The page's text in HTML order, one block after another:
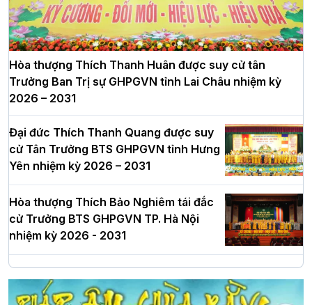
Hòa thượng Thích Thanh Huân được suy cử tân
Trưởng Ban Trị sự GHPGVN tỉnh Lai Châu nhiệm kỳ
2026 – 2031
Đại đức Thích Thanh Quang được suy
cử Tân Trưởng BTS GHPGVN tỉnh Hưng
Yên nhiệm kỳ 2026 – 2031
Hòa thượng Thích Bảo Nghiêm tái đắc
cử Trưởng BTS GHPGVN TP. Hà Nội
nhiệm kỳ 2026 - 2031
Hà Nội: Long trọng lễ khởi công xây
dựng Trung tâm văn hóa Phật giáo Thủ